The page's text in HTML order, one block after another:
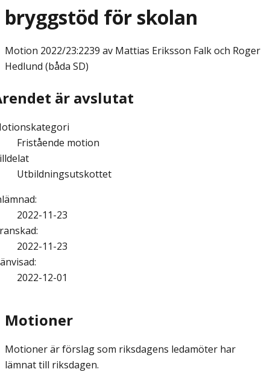
bryggstöd för skolan
Motion 2022/23:2239 av Mattias Eriksson Falk och Roger
Hedlund (båda SD)
är avslutat
Fristående motion
Utbildningsutskottet
:
2022-11-23
:
2022-11-23
:
2022-12-01
Motioner
Motioner är förslag som riksdagens ledamöter har
lämnat till riksdagen.